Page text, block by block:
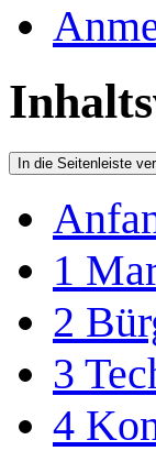
In die Seitenleiste
1
2
3
4